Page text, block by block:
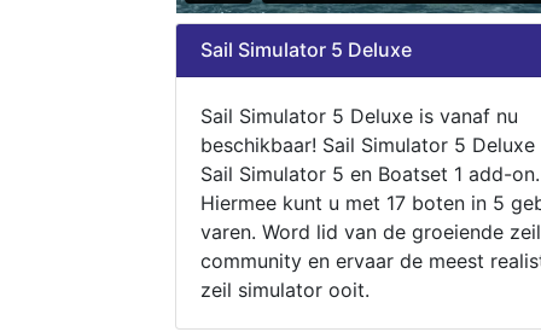
Sail Simulator 5 Deluxe
Sail Simulator 5 Deluxe is vanaf nu
beschikbaar! Sail Simulator 5
Sail Simulator 5 en Boatset 1 add-on.
Hiermee kunt u met 17 boten in 5
varen. Word lid van de groeiende zeil
community en ervaar de meest
zeil simulator ooit.